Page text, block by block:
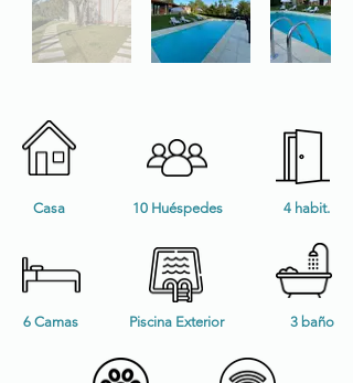
Casa
6 Camas
10 Huéspedes
Piscina Exterior
4 habit.
3 baño